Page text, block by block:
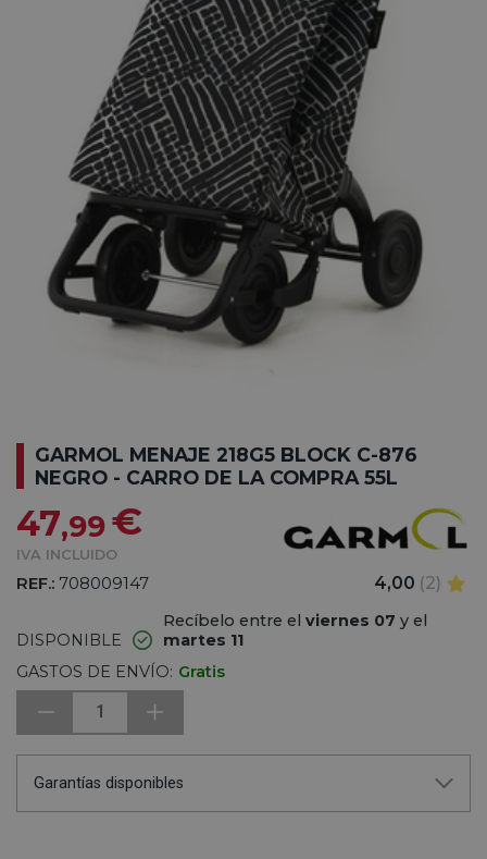
GARMOL MENAJE 218G5 BLOCK C-876
NEGRO - CARRO DE LA COMPRA 55L
47,99€
IVA INCLUIDO
REF.: 708009147 4,00 (2)
DISPONIBLE
Recíbelo entre el viernes 07 y el
martes 11
GASTOS DE ENVÍO: Gratis
1
Garantías disponibles